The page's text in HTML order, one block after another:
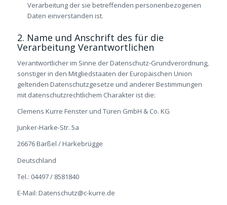
Verarbeitung der sie betreffenden personenbezogenen
Daten einverstanden ist.
2. Name und Anschrift des für die
Verarbeitung Verantwortlichen
Verantwortlicher im Sinne der Datenschutz-Grundverordnung,
sonstiger in den Mitgliedstaaten der Europäischen Union
geltenden Datenschutzgesetze und anderer Bestimmungen
mit datenschutzrechtlichem Charakter ist die:
Clemens Kurre Fenster und Türen GmbH & Co. KG
Junker-Harke-Str. 5a
26676 Barßel / Harkebrügge
Deutschland
Tel.: 04497 / 8581840
E-Mail: Datenschutz@c-kurre.de